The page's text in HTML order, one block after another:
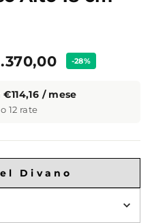
-28%
/ mese
12 rate
Divano